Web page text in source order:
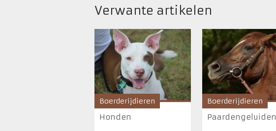
Verwante artikelen
Boerderijdieren
Honden
Boerderijdieren
Paardengeluiden